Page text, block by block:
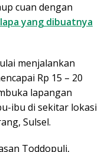
cuan dengan
yang dibuatnya
menjalankan
Rp 15 – 20
lapangan
ibu di sekitar lokasi
Sulsel.
Toddopuli,